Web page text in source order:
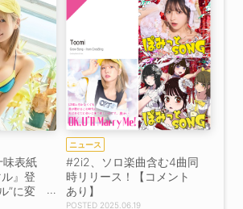
表紙
』登
”に変
【ア
ニュース
#2i2、ソロ楽曲含む4曲同
時リリース！【コメント
あり】
2025.06.19